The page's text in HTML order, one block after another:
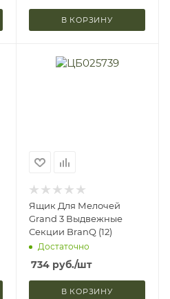
В КОРЗИНУ
Ящик Для Мелочей
Grand 3 Выдвежные
Секции BranQ (12)
Достаточно
734руб./шт
В КОРЗИНУ